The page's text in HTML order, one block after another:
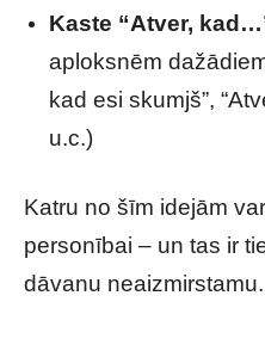
Kaste “Atver,
aploksnēm
kad esi skumjš”,
u.c.)
Katru no šīm idejām
personībai – un tas ir
dāvanu neaizmirstamu.